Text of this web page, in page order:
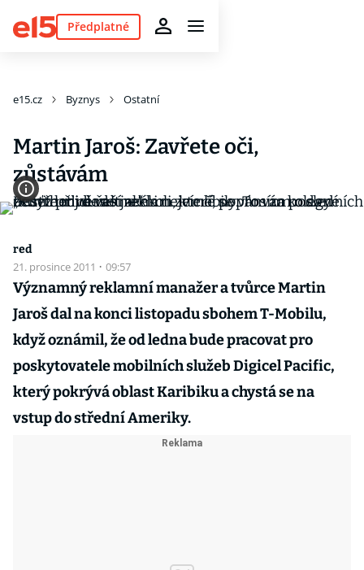
Předplatné
e15.cz Byznys Ostatní
Martin Jaroš: Zavřete oči,
zůstávám
red
21. prosince 2011 · 09:57
Významný reklamní manažer a tvůrce Martin
Jaroš dal na konci listopadu sbohem T-Mobilu,
když oznámil, že od ledna bude pracovat pro
poskytovatele mobilních služeb Digicel Pacific,
který pokrývá oblast Karibiku a chystá se na
vstup do střední Ameriky.